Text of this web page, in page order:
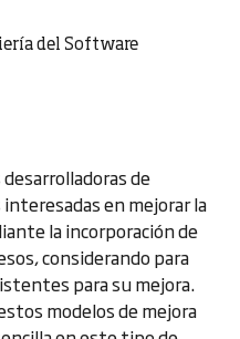
del Software
de
en mejorar la
la incorporación de
considerando para
para su mejora.
modelos de mejora